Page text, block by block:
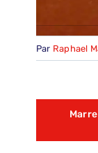
Par Raphael